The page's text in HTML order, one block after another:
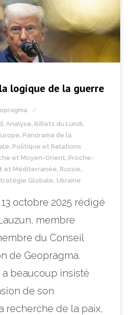
logique de la guerre
Analyse Billets du Lundi
Panorama de la
Politique et Relations
et Moyen-Orient Proche-
et Méditerranée Russie
Globale Ukraine
octobre 2025 rédigé
membre
du Conseil
de Geopragma.
beaucoup insisté
de son
recherche de la paix,